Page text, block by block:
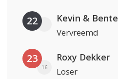
22 Kevin & Bente
Vervreemd
23
16
Roxy Dekker
Loser